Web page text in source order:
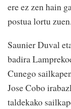
ere ez zen hain
postua lortu zuen.
Saunier Duval
badira
Cunego
Jose Cobo
taldekako